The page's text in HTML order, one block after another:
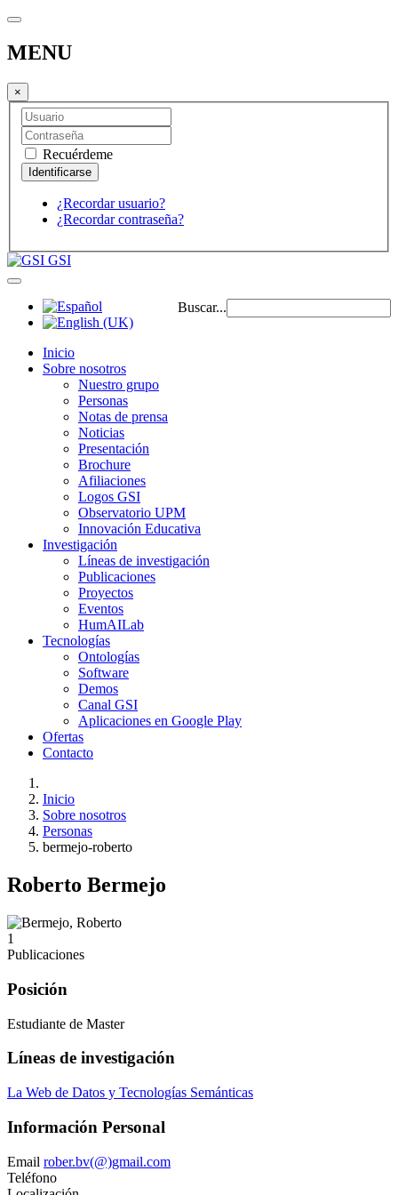
MENU
×
Recuérdeme
¿Recordar usuario?
¿Recordar contraseña?
GSI
Buscar...
Inicio
Sobre nosotros
Nuestro grupo
Personas
Notas de prensa
Noticias
Presentación
Brochure
Afiliaciones
Logos GSI
Observatorio UPM
Innovación Educativa
Investigación
Líneas de investigación
Publicaciones
Proyectos
Eventos
HumAILab
Tecnologías
Ontologías
Software
Demos
Canal GSI
Aplicaciones en Google Play
Ofertas
Contacto
Inicio
Sobre nosotros
Personas
bermejo-roberto
Roberto Bermejo
1
Publicaciones
Posición
Estudiante de Master
Líneas de investigación
La Web de Datos y Tecnologías Semánticas
Información Personal
Email rober.bv(@)gmail.com
Teléfono